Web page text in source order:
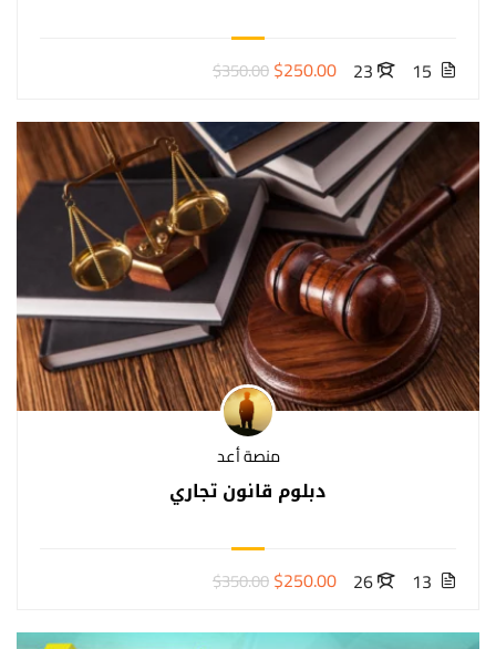
15
23
$350.00$250.00
منصة أعد
دبلوم قانون تجاري
13
26
$350.00$250.00